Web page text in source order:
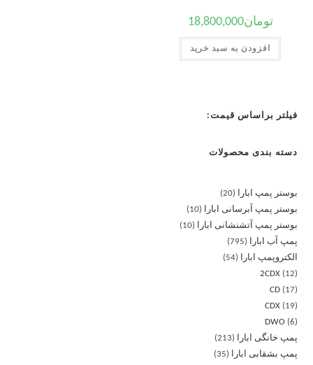
تومان18,800,000
افزودن به سبد خرید
فیلتر براساس قیمت:
دسته بندی محصولات
بوستر پمپ ابارا
20
بوستر پمپ آبرسانی ابارا
10
بوستر پمپ آتشنشانی ابارا
10
پمپ آب ابارا
795
الکتروپمپ ابارا
54
2CDX
12
CD
17
CDX
19
DWO
6
پمپ خانگی ابارا
213
پمپ بشقابی ابارا
35